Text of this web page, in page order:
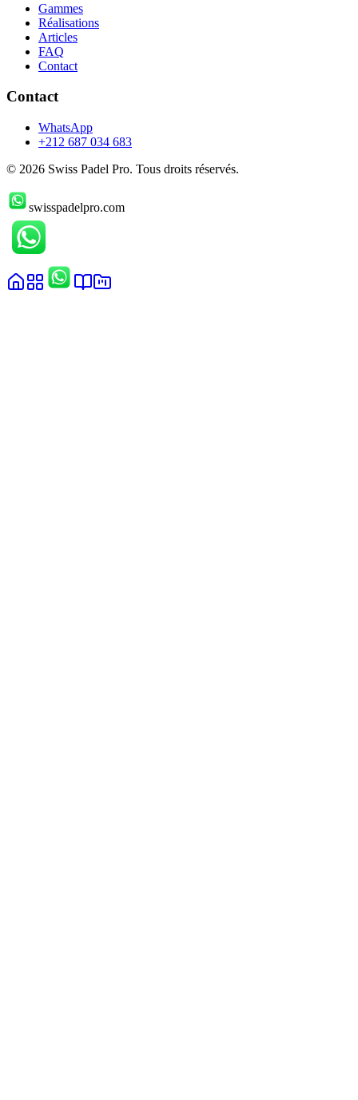
Gammes
Réalisations
Articles
FAQ
Contact
Contact
WhatsApp
+212 687 034 683
© 2026 Swiss Padel Pro. Tous droits réservés.
swisspadelpro.com